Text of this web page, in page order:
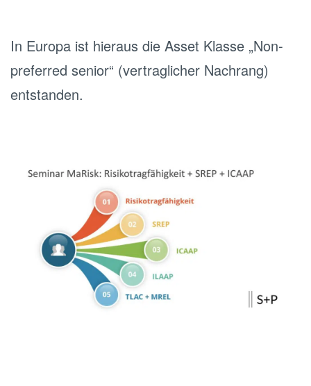
In Europa ist hieraus die Asset Klasse „Non-
preferred senior“ (vertraglicher Nachrang)
entstanden.